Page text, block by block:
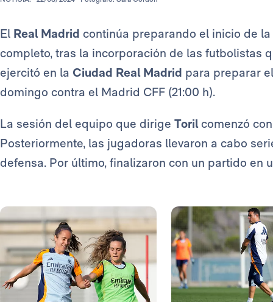
El Real Madrid continúa preparando el inicio de
completo, tras la incorporación de las futbolistas
ejercitó en la Ciudad Real Madrid para preparar
domingo contra el Madrid CFF (21:00 h).
La sesión del equipo que dirige Torilcomenzó
Posteriormente, las jugadoras llevaron a cabo
defensa. Por último, finalizaron con un partido en